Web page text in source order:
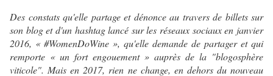
Des constats qu'elle partage et dénonce au travers de billets sur
son blog et d'un hashtag lancé sur les réseaux sociaux en janvier
2016, « #WomenDoWine », qu'elle demande de partager et qui
remporte « un fort engouement » auprès de la "blogosphère
viticole". Mais en 2017, rien ne change, en dehors du nouveau